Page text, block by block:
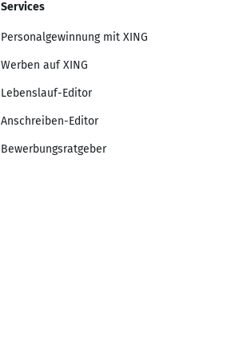
Services
Personalgewinnung mit XING
Werben auf XING
Lebenslauf-Editor
Anschreiben-Editor
Bewerbungsratgeber